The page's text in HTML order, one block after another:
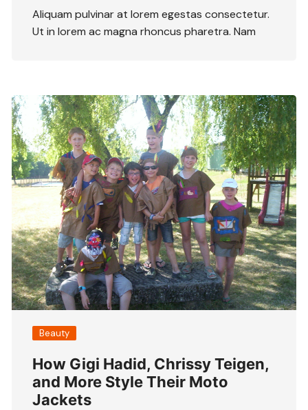
Aliquam pulvinar at lorem egestas consectetur.
Ut in lorem ac magna rhoncus pharetra. Nam
Beauty
How Gigi Hadid, Chrissy Teigen,
and More Style Their Moto
Jackets